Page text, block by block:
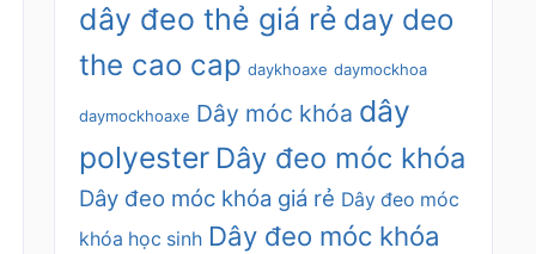
dây đeo thẻ giá rẻ day deo
the cao cap daykhoaxe daymockhoa
daymockhoaxe Dây móc khóa dây
polyester Dây đeo móc khóa
Dây đeo móc khóa giá rẻ Dây đeo móc
khóa học sinh Dây đeo móc khóa